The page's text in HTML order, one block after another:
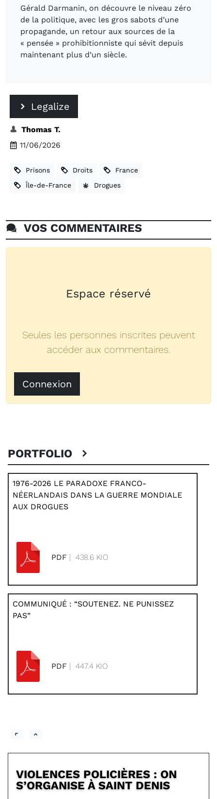
Gérald Darmanin, on découvre le niveau zéro
de la politique, avec les gros sabots d’une
propagande, un retour aux sources de la
« pensée » prohibitionniste qui sévit depuis
maintenant plus d’un siècle.
Legalize
Thomas T.
11/06/2026
Prisons Droits
France
Île-de-France
Drogues
VOS COMMENTAIRES
Espace réservé
Seules les personnes inscrites peuvent
accéder aux commentaires.
Connexion
PORTFOLIO
1976-2026 LE PARADOXE FRANCO-
NÉERLANDAIS DANS LA GUERRE MONDIALE
AUX DROGUES
PDF | 438.6 KIO
COMMUNIQUÉ : “SOUTENEZ. NE PUNISSEZ
PAS”
PDF | 447.4 KIO
VIOLENCES POLICIÈRES : ON
S’ORGANISE À SAINT DENIS